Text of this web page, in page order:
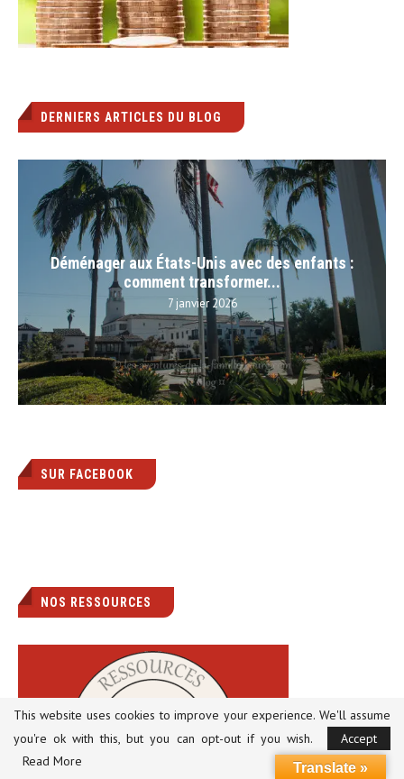
DERNIERS ARTICLES DU BLOG
Déménager aux États-Unis avec des enfants :
comment transformer...
7 janvier 2026
SUR FACEBOOK
NOS RESSOURCES
This website uses cookies to improve your experience. We'll assume
you're ok with this, but you can opt-out if you wish.
Accept
Read More
Translate »